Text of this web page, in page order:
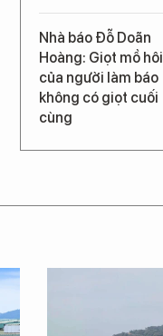
Nhà báo Đỗ Doãn
Hoàng: Giọt mồ hôi
của người làm báo
không có giọt cuối
cùng